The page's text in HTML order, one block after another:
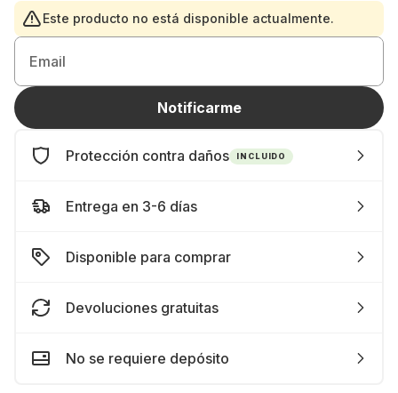
Este producto no está disponible actualmente.
Email
Notificarme
Protección contra daños INCLUIDO
Entrega en 3-6 días
Disponible para comprar
Devoluciones gratuitas
No se requiere depósito